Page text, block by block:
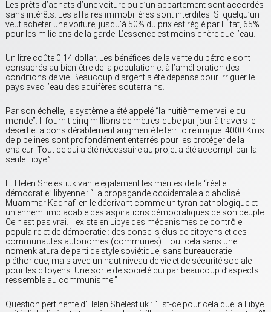
Les prêts d’achats d’une voiture ou d’un appartement sont accordés
sans intérêts. Les affaires immobilières sont interdites. Si quelqu’un
veut acheter une voiture, jusqu’à 50% du prix est réglé par l’État, 65%
pour les miliciens de la garde. L’essence est moins chère que l’eau.
Un litre coûte 0,14 dollar. Les bénéfices de la vente du pétrole sont
consacrés au bien-être de la population et à l’amélioration des
conditions de vie. Beaucoup d’argent a été dépensé pour irriguer le
pays avec l’eau des aquifères souterrains.
Par son échelle, le système a été appelé “la huitième merveille du
monde”. Il fournit cinq millions de mètres-cube par jour à travers le
désert et a considérablement augmenté le territoire irrigué. 4000 Kms
de pipelines sont profondément enterrés pour les protéger de la
chaleur. Tout ce qui a été nécessaire au projet a été accompli par la
seule Libye.”
Et Helen Shelestiuk vante également les mérites de la “réelle
démocratie” libyenne : “La propagande occidentale a diabolisé
Muammar Kadhafi en le décrivant comme un tyran pathologique et
un ennemi implacable des aspirations démocratiques de son peuple.
Ce n’est pas vrai. Il existe en Libye des mécanismes de contrôle
populaire et de démocratie : des conseils élus de citoyens et des
communautés autonomes (communes). Tout cela sans une
nomenklatura de parti de style soviétique, sans bureaucratie
pléthorique, mais avec un haut niveau de vie et de sécurité sociale
pour les citoyens. Une sorte de société qui par beaucoup d’aspects
ressemble au communisme.”
Question pertinente d’Helen Shelestiuk : “Est-ce pour cela que la Libye